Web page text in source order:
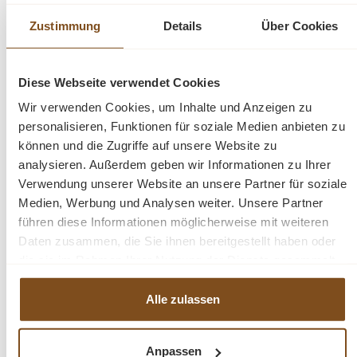
Zustimmung Details Über Cookies
Diese Webseite verwendet Cookies
Wir verwenden Cookies, um Inhalte und Anzeigen zu
personalisieren, Funktionen für soziale Medien anbieten zu
können und die Zugriffe auf unsere Website zu
analysieren. Außerdem geben wir Informationen zu Ihrer
Verwendung unserer Website an unsere Partner für soziale
Medien, Werbung und Analysen weiter. Unsere Partner
führen diese Informationen möglicherweise mit weiteren
Daten zusammen, die Sie ihnen bereitgestellt haben oder
haben.
Alle zulassen
Anpassen
Schrank bei uns im Onlineshop.
Abmessungen: Höhe 210 cm, Breite 197 cm, Tiefe
66 cm
Massivholz
komplett zerlegbar
große Schubladen
mit verstellbaren Regalböden
Fragen zum Produkt?